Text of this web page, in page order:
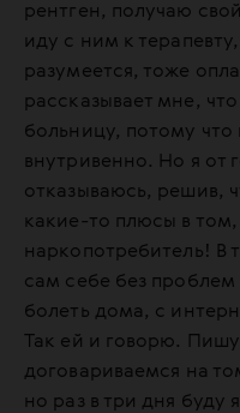
рентген, получаю
иду с ним к
разумеется, тоже
рассказывает мне,
больницу, потому что
внутривенно. Но я от
отказываюсь, решив,
какие-то плюсы в
наркопотребитель! В
сам себе без проблем
болеть дома, с
Так ей и говорю. Пишу
договариваемся на
но раз в три дня буду